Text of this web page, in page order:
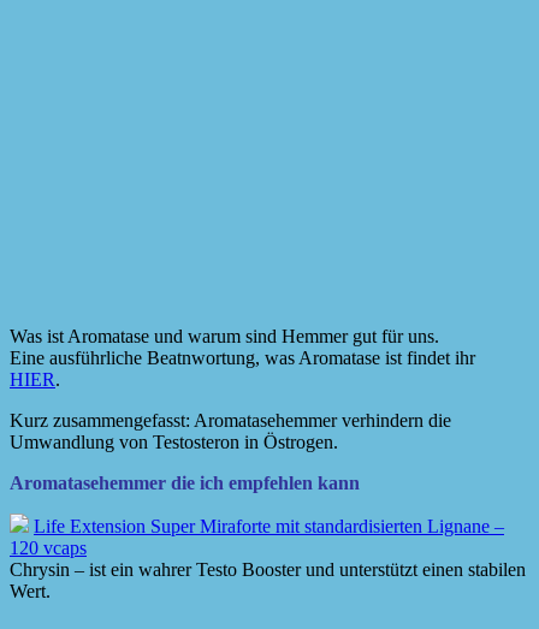
Was ist Aromatase und warum sind Hemmer gut für uns.
Eine ausführliche Beatnwortung, was Aromatase ist findet ihr
HIER.
Kurz zusammengefasst: Aromatasehemmer verhindern die
Umwandlung von Testosteron in Östrogen.
Aromatasehemmer die ich empfehlen kann
Life Extension Super Miraforte mit standardisierten Lignane –
120 vcaps
Chrysin – ist ein wahrer Testo Booster und unterstützt einen stabilen
Wert.